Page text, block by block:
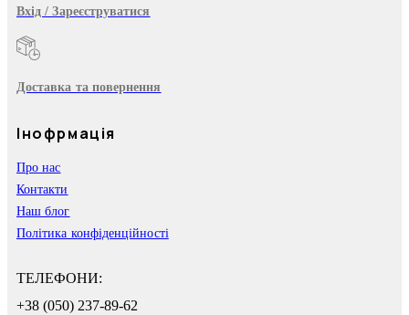
Вхід / Зареєструватися
Доставка та повернення
Інофрмація
Про нас
Контакти
Наш блог
Політика конфіденційності
ТЕЛЕФОНИ:
+38 (050) 237-89-62